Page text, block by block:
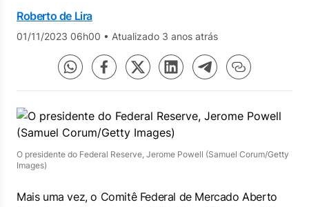
Roberto de Lira
01/11/2023 06h00 • Atualizado 3 anos atrás
O presidente do Federal Reserve, Jerome Powell (Samuel Corum/Getty
Images)
Mais uma vez, o Comitê Federal de Mercado Aberto